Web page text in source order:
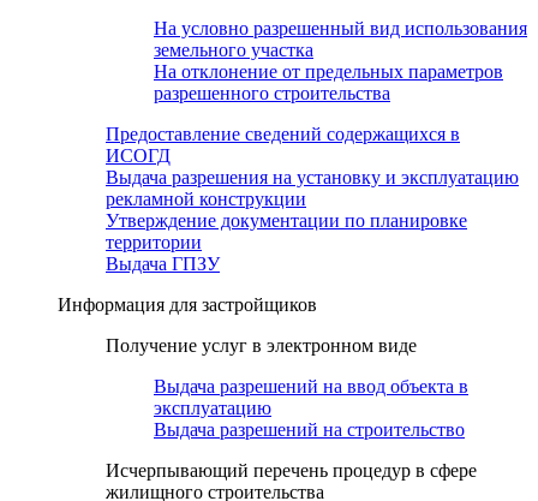
На условно разрешенный вид использования
земельного участка
На отклонение от предельных параметров
разрешенного строительства
Предоставление сведений содержащихся в
ИСОГД
Выдача разрешения на установку и эксплуатацию
рекламной конструкции
Утверждение документации по планировке
территории
Выдача ГПЗУ
Информация для застройщиков
Получение услуг в электронном виде
Выдача разрешений на ввод объекта в
эксплуатацию
Выдача разрешений на строительство
Исчерпывающий перечень процедур в сфере
жилищного строительства